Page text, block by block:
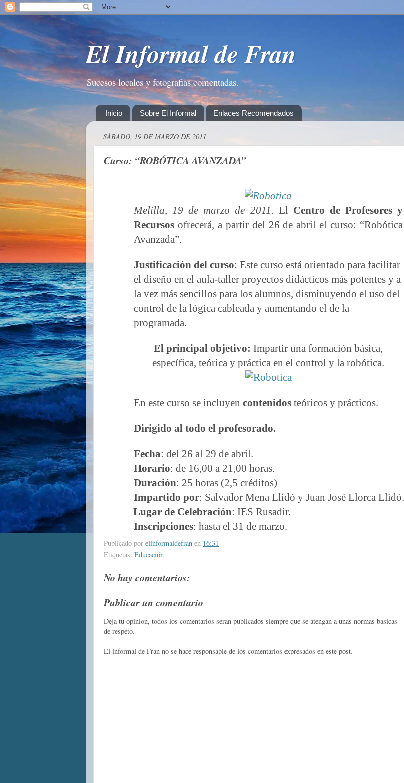
El Informal de Fran
Sucesos locales y fotografias comentadas.
Inicio Sobre El Informal Enlaces Recomendados
SÁBADO, 19 DE MARZO DE 2011
Curso: “ROBÓTICA AVANZADA”
Melilla, 19 de marzo de 2011. El Centro de Profesores y
Recursos ofrecerá, a partir del 26 de abril el curso: “Robótica
Avanzada”.
Justificación del curso:Este curso está orientado para facilitar
el diseño en el aula-taller proyectos didácticos más potentes y a
la vez más sencillos para los alumnos, disminuyendo el uso del
control de la lógica cableada y aumentando el de la
programada.
El principal objetivo: Impartir una formación básica,
específica, teórica y práctica en el control y la robótica.
En este curso se incluyencontenidos teóricos y prácticos.
Dirigido al todo el profesorado.
Fecha: del 26 al 29 de abril.
Horario: de 16,00 a 21,00 horas.
Duración: 25 horas (2,5 créditos)
Impartido por: Salvador Mena Llidó y Juan José Llorca Llidó.
Lugar de Celebración: IES Rusadir.
Inscripciones: hasta el 31 de marzo.
Publicado por elinformaldefran en 16:31
Etiquetas: Educación
No hay comentarios:
Publicar un comentario
Deja tu opinion, todos los comentarios seran publicados siempre que se atengan a unas normas basicas
de respeto.
El informal de Fran no se hace responsable de los comentarios expresados en este post.